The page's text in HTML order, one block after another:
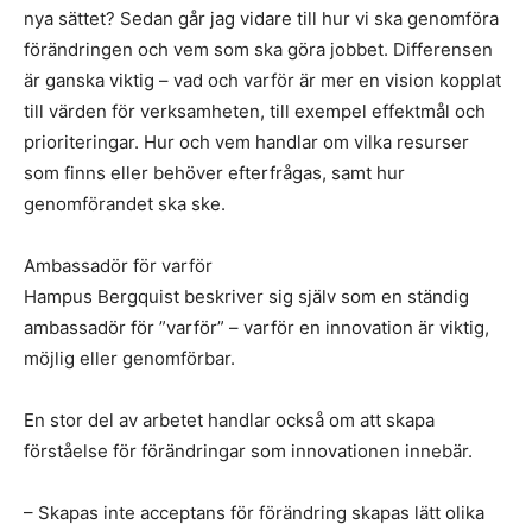
nya sättet? Sedan går jag vidare till hur vi ska genomföra
förändringen och vem som ska göra jobbet. Differensen
är ganska viktig – vad och varför är mer en vision kopplat
till värden för verksamheten, till exempel effektmål och
prioriteringar. Hur och vem handlar om vilka resurser
som finns eller behöver efterfrågas, samt hur
genomförandet ska ske.
Ambassadör för varför
Hampus Bergquist beskriver sig själv som en ständig
ambassadör för ”varför” – varför en innovation är viktig,
möjlig eller genomförbar.
En stor del av arbetet handlar också om att skapa
förståelse för förändringar som innovationen innebär.
– Skapas inte acceptans för förändring skapas lätt olika